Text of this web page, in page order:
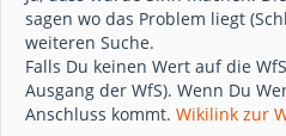
sagen wo das Problem liegt
weiteren Suche.
Falls Du keinen Wert auf die
Ausgang der WfS). Wenn Du
Anschluss kommt. Wikilink zur